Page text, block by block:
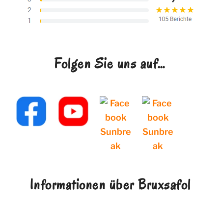
Folgen Sie uns auf…
Informationen über Bruxsafol